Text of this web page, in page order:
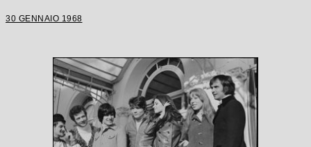
30 GENNAIO 1968